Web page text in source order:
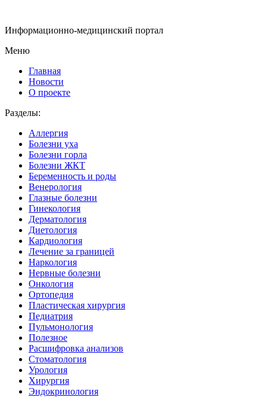
Информационно-медицинский портал
Меню
Главная
Новости
О проекте
Разделы:
Аллергия
Болезни уха
Болезни горла
Болезни ЖКТ
Беременность и роды
Венерология
Глазные болезни
Гинекология
Дерматология
Диетология
Кардиология
Лечение за границей
Наркология
Нервные болезни
Онкология
Ортопедия
Пластическая хирургия
Педиатрия
Пульмонология
Полезное
Расшифровка анализов
Стоматология
Урология
Хирургия
Эндокринология